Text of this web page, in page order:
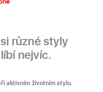
různé styly
nejvíc.
aktivním životním stylu.